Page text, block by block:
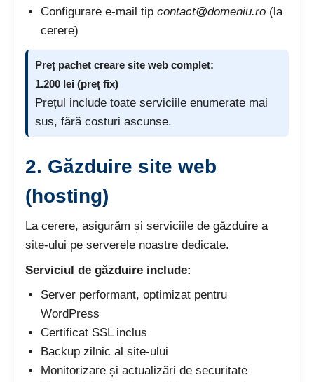
Configurare e-mail tipcontact@domeniu.ro (la
cerere)
Preț pachet creare site web complet:
1.200 lei (preț fix)
Prețul include toate serviciile enumerate mai
sus, fără costuri ascunse.
2. Găzduire site web
(hosting)
La cerere, asigurăm și serviciile de găzduire a
site-ului pe serverele noastre dedicate.
Serviciul de găzduire include:
Server performant, optimizat pentru
WordPress
Certificat SSL inclus
Backup zilnic al site-ului
Monitorizare și actualizări de securitate